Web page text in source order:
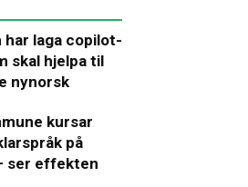
har laga copilot-
skal hjelpa til
nynorsk
kursar
på
ser effekten